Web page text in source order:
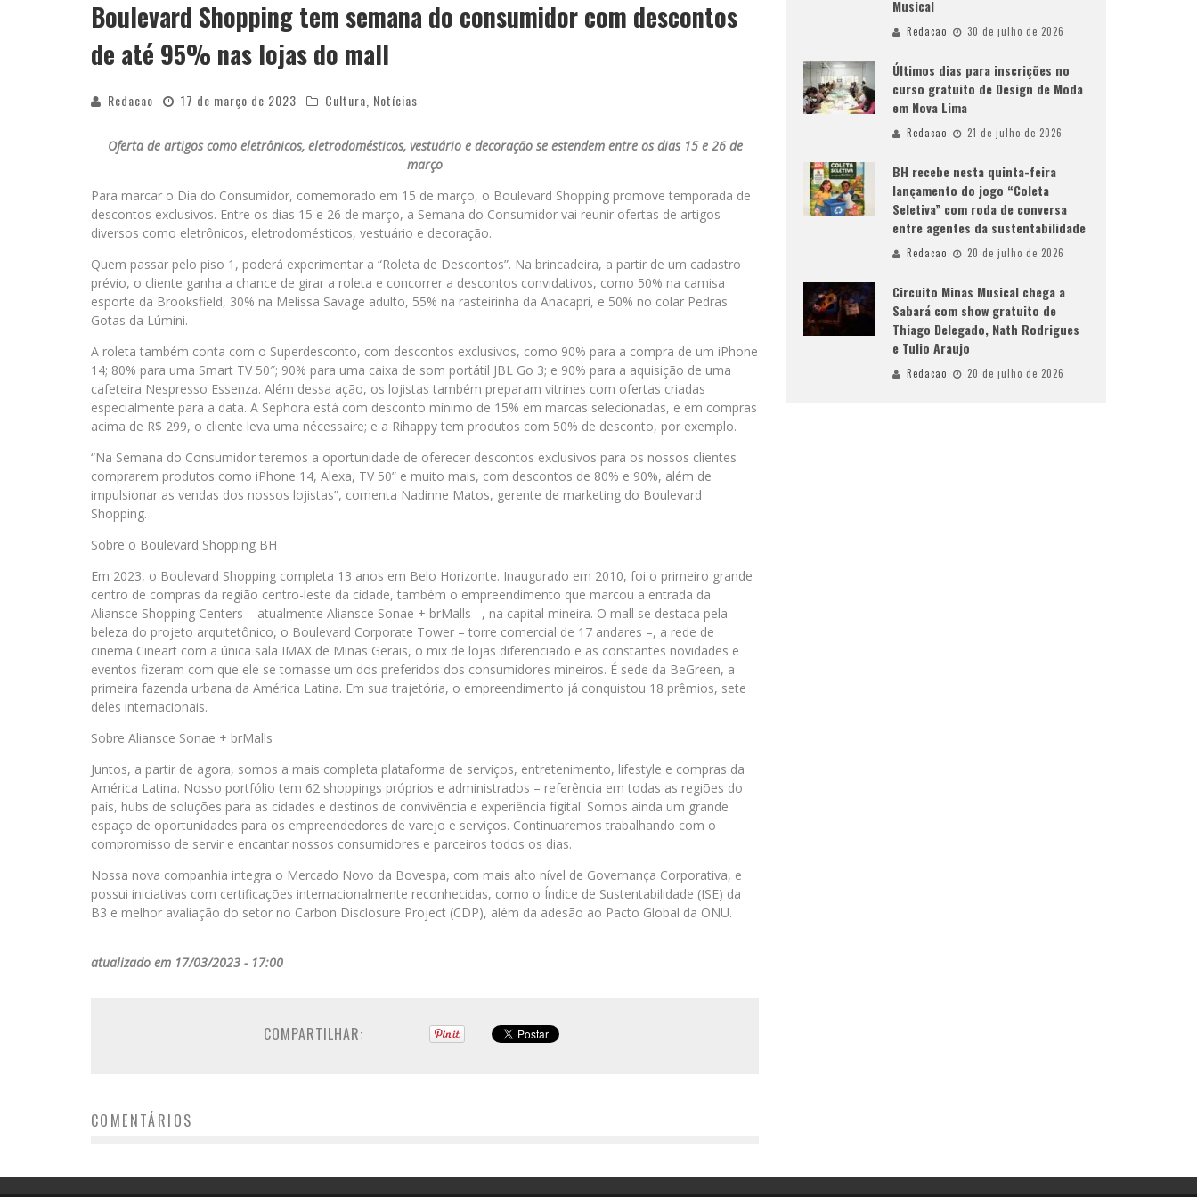
Boulevard Shopping tem semana do consumidor com descontos
de até 95% nas lojas do mall
Redacao 17 de março de 2023 Cultura Notícias
Oferta de artigos como eletrônicos, eletrodomésticos, vestuário e decoração se estendem entre os dias 15 e 26 de
março
Para marcar o Dia do Consumidor, comemorado em 15 de março, o Boulevard Shopping promove temporada de
descontos exclusivos. Entre os dias 15 e 26 de março, a Semana do Consumidor vai reunir ofertas de artigos
diversos como eletrônicos, eletrodomésticos, vestuário e decoração.
Quem passar pelo piso 1, poderá experimentar a “Roleta de Descontos”. Na brincadeira, a partir de um cadastro
prévio, o cliente ganha a chance de girar a roleta e concorrer a descontos convidativos, como 50% na camisa
esporte da Brooksfield, 30% na Melissa Savage adulto, 55% na rasteirinha da Anacapri, e 50% no colar Pedras
Gotas da Lúmini.
A roleta também conta com o Superdesconto, com descontos exclusivos, como 90% para a compra de um iPhone
14; 80% para uma Smart TV 50″; 90% para uma caixa de som portátil JBL Go 3; e 90% para a aquisição de uma
cafeteira Nespresso Essenza. Além dessa ação, os lojistas também preparam vitrines com ofertas criadas
especialmente para a data. A Sephora está com desconto mínimo de 15% em marcas selecionadas, e em compras
acima de R$ 299, o cliente leva uma nécessaire; e a Rihappy tem produtos com 50% de desconto, por exemplo.
“Na Semana do Consumidor teremos a oportunidade de oferecer descontos exclusivos para os nossos clientes
comprarem produtos como iPhone 14, Alexa, TV 50” e muito mais, com descontos de 80% e 90%, além de
impulsionar as vendas dos nossos lojistas”, comenta Nadinne Matos, gerente de marketing do Boulevard
Shopping.
Sobre o Boulevard Shopping BH
Em 2023, o Boulevard Shopping completa 13 anos em Belo Horizonte. Inaugurado em 2010, foi o primeiro grande
centro de compras da região centro-leste da cidade, também o empreendimento que marcou a entrada da
Aliansce Shopping Centers – atualmente Aliansce Sonae + brMalls –, na capital mineira. O mall se destaca pela
beleza do projeto arquitetônico, o Boulevard Corporate Tower – torre comercial de 17 andares –, a rede de
cinema Cineart com a única sala IMAX de Minas Gerais, o mix de lojas diferenciado e as constantes novidades e
eventos fizeram com que ele se tornasse um dos preferidos dos consumidores mineiros. É sede da BeGreen, a
primeira fazenda urbana da América Latina. Em sua trajetória, o empreendimento já conquistou 18 prêmios, sete
deles internacionais.
Sobre Aliansce Sonae + brMalls
Juntos, a partir de agora, somos a mais completa plataforma de serviços, entretenimento, lifestyle e compras da
América Latina. Nosso portfólio tem 62 shoppings próprios e administrados – referência em todas as regiões do
país, hubs de soluções para as cidades e destinos de convivência e experiência fígital. Somos ainda um grande
espaço de oportunidades para os empreendedores de varejo e serviços. Continuaremos trabalhando com o
compromisso de servir e encantar nossos consumidores e parceiros todos os dias.
Nossa nova companhia integra o Mercado Novo da Bovespa, com mais alto nível de Governança Corporativa, e
possui iniciativas com certificações internacionalmente reconhecidas, como o Índice de Sustentabilidade (ISE) da
B3 e melhor avaliação do setor no Carbon Disclosure Project (CDP), além da adesão ao Pacto Global da ONU.
atualizado em 17/03/2023 - 17:00
COMPARTILHAR:
COMENTÁRIOS
Musical
Redacao 30 de julho de 2026
Últimos dias para inscrições no
curso gratuito de Design de Moda
em Nova Lima
Redacao 21 de julho de 2026
BH recebe nesta quinta-feira
lançamento do jogo “Coleta
Seletiva” com roda de conversa
entre agentes da sustentabilidade
Redacao 20 de julho de 2026
Circuito Minas Musical chega a
Sabará com show gratuito de
Thiago Delegado, Nath Rodrigues
e Tulio Araujo
Redacao 20 de julho de 2026